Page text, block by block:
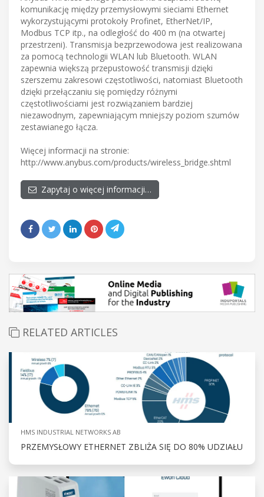
komunikację między przemysłowymi sieciami Ethernet
wykorzystującymi protokoły Profinet, EtherNet/IP,
Modbus TCP itp., na odległość do 400 m (na otwartej
przestrzeni). Transmisja bezprzewodowa jest realizowana
za pomocą technologii WLAN lub Bluetooth. WLAN
zapewnia większą przepustowość transmisji dzięki
szerszemu zakresowi częstotliwości, natomiast Bluetooth
dzięki przełączaniu się pomiędzy różnymi
częstotliwościami jest rozwiązaniem bardziej
niezawodnym, zapewniającym mniejszy poziom szumów
zestawianego łącza.
Więcej informacji na stronie:
http://www.anybus.com/products/wireless_bridge.shtml
Zapytaj o więcej informacji…
RELATED ARTICLES
HMS INDUSTRIAL NETWORKS AB
PRZEMYSŁOWY ETHERNET ZBLIŻA SIĘ DO 80% UDZIAŁU